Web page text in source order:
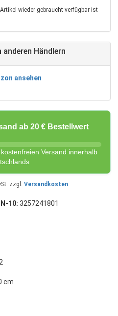
wieder gebraucht verfügbar ist
Händlern
ansehen
ab 20 € Bestellwert
Versand innerhalb
zzgl. Versandkosten
10: 3257241801
cm